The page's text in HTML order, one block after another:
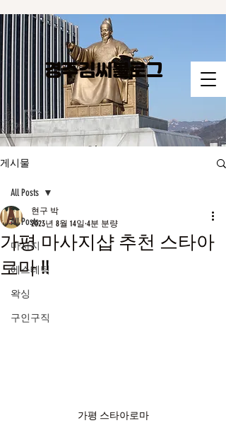
경주김씨​블로그
게시물
All Posts
마사지
에스테틱
왁싱
구인구직
All Posts
가평 마사지샵 추천 스타아
로마 !!
현구 박
2023년 8월 14일 4분 분량
가평 스타아로마